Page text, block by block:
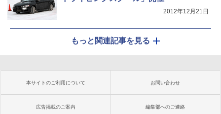
2012年12月21日
もっと関連記事を見る
本サイトのご利用について お問い合わせ
広告掲載のご案内 編集部へのご連絡